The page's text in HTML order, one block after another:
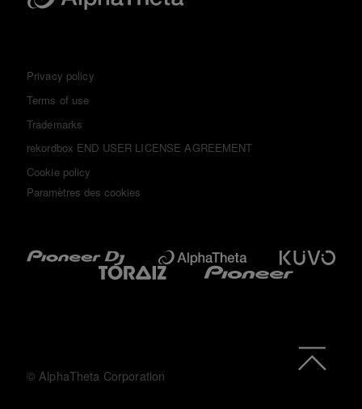
Privacy policy
Terms of use
Trademarks
rekordbox END USER LICENSE AGREEMENT
Cookie policy
Paramètres des cookies
© AlphaTheta Corporation